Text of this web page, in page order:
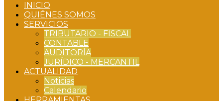
INICIO
QUIÉNES SOMOS
SERVICIOS
TRIBUTARIO - FISCAL
CONTABLE
AUDITORÍA
JURÍDICO - MERCANTIL
ACTUALIDAD
Noticias
Calendario